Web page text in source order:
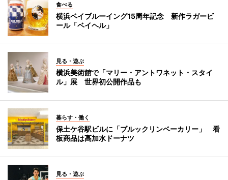
食べる
横浜ベイブルーイング15周年記念 新作ラガービ
ール「ベイヘル」
見る・遊ぶ
横浜美術館で「マリー・アントワネット・スタイ
ル」展 世界初公開作品も
暮らす・働く
保土ケ谷駅ビルに「ブルックリンベーカリー」 看
板商品は高加水ドーナツ
見る・遊ぶ